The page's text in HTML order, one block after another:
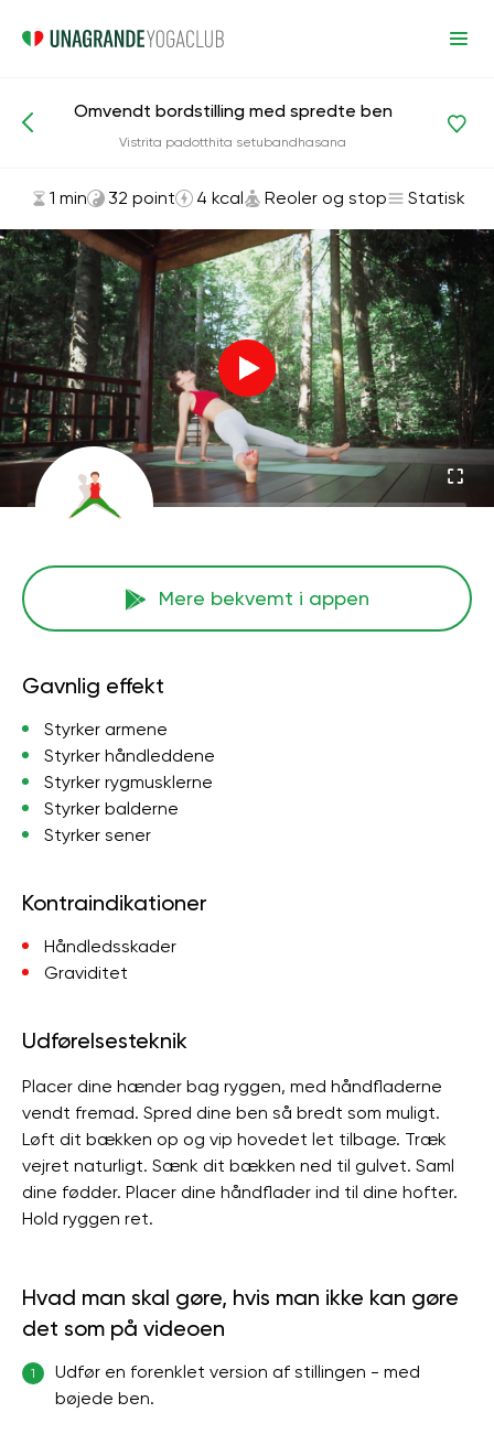
Asanas og øvelser Reoler og stop
Omvendt bordstilling med spredte ben
Vistrita padotthita setubandhasana
1 min 32 point 4 kcal Reoler og stop Statisk
Mere bekvemt i appen
Gavnlig effekt
Styrker armene
Styrker håndleddene
Styrker rygmusklerne
Styrker balderne
Styrker sener
Kontraindikationer
Håndledsskader
Graviditet
Udførelsesteknik
Placer dine hænder bag ryggen, med håndfladerne
vendt fremad. Spred dine ben så bredt som muligt.
Løft dit bækken op og vip hovedet let tilbage. Træk
vejret naturligt. Sænk dit bækken ned til gulvet. Saml
dine fødder. Placer dine håndflader ind til dine hofter.
Hold ryggen ret.
Hvad man skal gøre, hvis man ikke kan gøre
det som på videoen
1
Udfør en forenklet version af stillingen - med
bøjede ben.